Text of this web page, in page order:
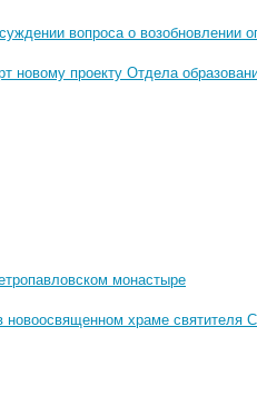
вопроса о возобновлении
новому проекту Отдела
монастыре
храме святителя